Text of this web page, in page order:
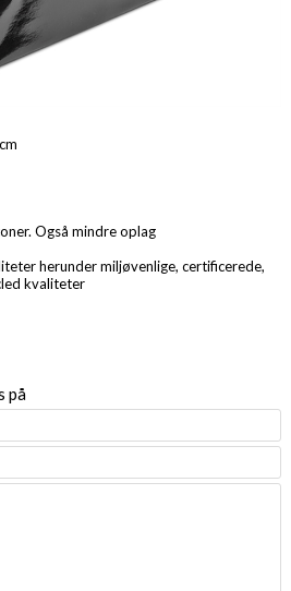
Også mindre oplag
herunder miljøvenlige, certificerede,
kvaliteter
på